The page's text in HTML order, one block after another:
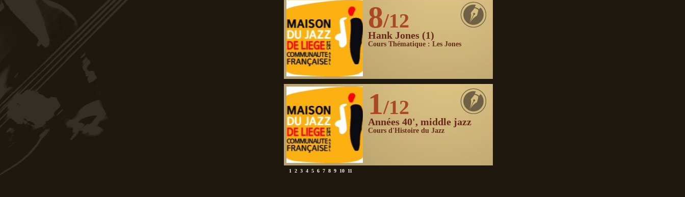
8/12
Hank Jones (1)
Cours Thématique : Les Jones
1/12
Années 40', middle jazz
Cours d'Histoire du Jazz
1 2 3 4 5 6 7 8 9 10 11